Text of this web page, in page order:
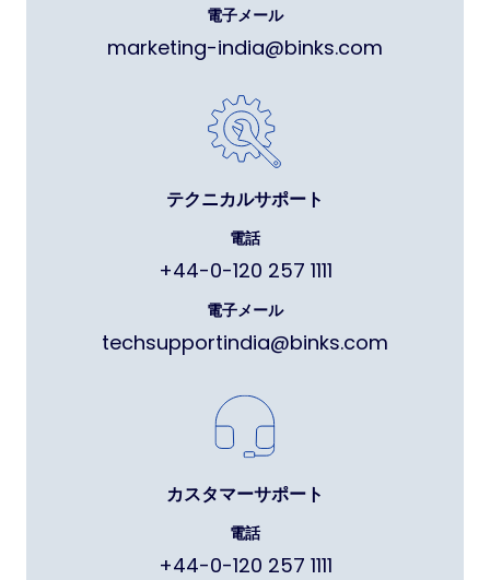
電子メール
marketing-india@binks.com
テクニカルサポート
電話
+44-0-120 257 1111
電子メール
techsupportindia@binks.com
カスタマーサポート
電話
+44-0-120 257 1111